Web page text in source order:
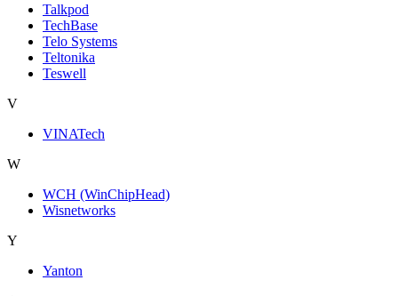
Talkpod
TechBase
Telo Systems
Teltonika
Teswell
V
VINATech
W
WCH (WinChipHead)
Wisnetworks
Y
Yanton